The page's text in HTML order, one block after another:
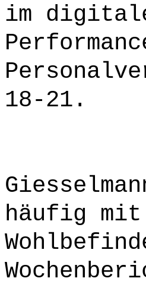
im
18-21.
häufig mit